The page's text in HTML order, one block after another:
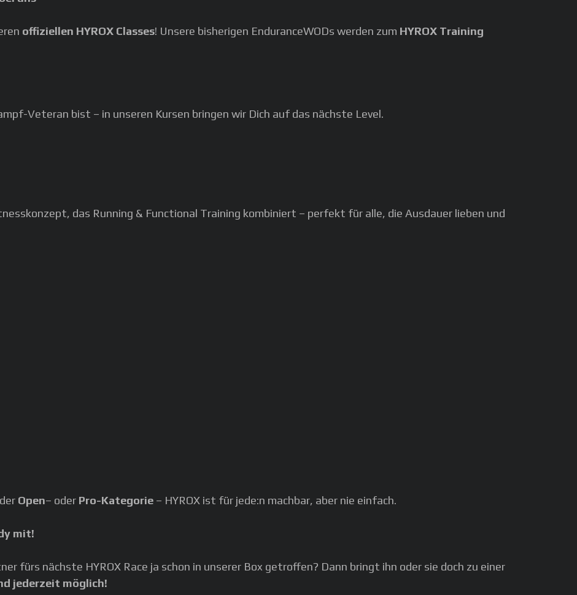
offiziellen HYROX Classes! Unsere bisherigen EnduranceWODs werden zum HYROX Training
Veteran bist – in unseren Kursen bringen wir Dich auf das nächste Level.
das Running & Functional Training kombiniert – perfekt für alle, die Ausdauer lieben und
Open– oder Pro-Kategorie – HYROX ist für jede:n machbar, aber nie einfach.
mit!
fürs nächste HYROX Race ja schon in unserer Box getroffen? Dann bringt ihn oder sie doch zu einer
jederzeit möglich!